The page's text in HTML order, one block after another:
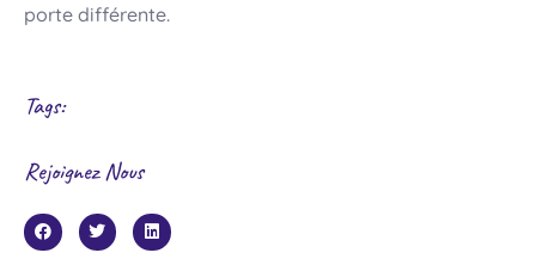
porte différente.
Tags:
Rejoignez Nous